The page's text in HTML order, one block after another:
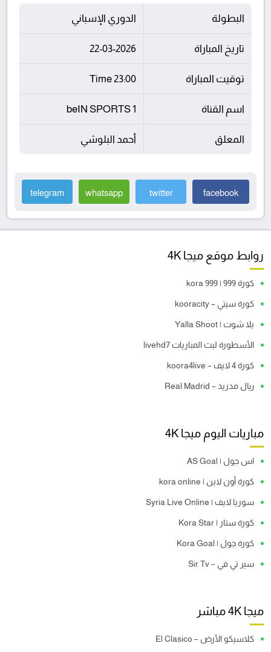
البطولة الدوري الإسباني
تاريخ المباراة 22-03-2026
توقيت المباراة 23:00 Time
اسم القناة beIN SPORTS 1
المعلق أحمد البلوشي
facebook
twitter
whatsapp
telegram
روابط موقع ميجا 4K
كورة 999 | kora 999
كورة سيتي – kooracity
يلا شوت | Yalla Shoot
الأسطورة لبث المباريات livehd7
كورة 4 لايف – koora4live
ريال مدريد – Real Madrid
مباريات اليوم ميجا 4K
اس جول | AS Goal
كورة أون لاين | kora online
سوريا لايف | Syria Live Online
كورة ستار | Kora Star
كورة جول | Kora Goal
سير تي في – Sir Tv
ميجا 4K مباشر
كلاسيكو الأرض – El Clasico